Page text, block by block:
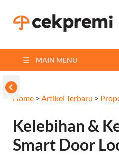
MAIN MENU
Home > Artikel Terbaru >
Kelebihan &
Smart Door